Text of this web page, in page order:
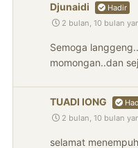
Djunaidi
Hadir
2 bulan, 10 bulan
Semoga
momongan..dan
TUADI IONG
2 bulan, 10 bulan
selamat